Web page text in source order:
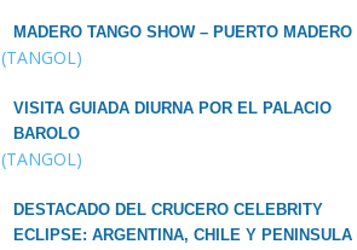
MADERO TANGO SHOW – PUERTO MADERO
(TANGOL)
VISITA GUIADA DIURNA POR EL PALACIO
BAROLO
(TANGOL)
DESTACADO DEL CRUCERO CELEBRITY
ECLIPSE: ARGENTINA, CHILE Y PENINSULA